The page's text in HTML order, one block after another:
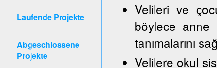
Laufende Projekte
Abgeschlossene
Projekte
Velileri ve
böylece anne
tanımalarını
Velilere okul